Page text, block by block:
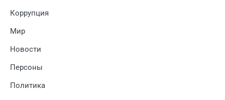
Коррупция
Мир
Новости
Персоны
Политика